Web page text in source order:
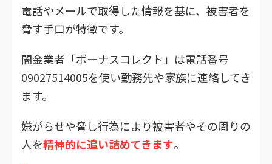
電話やメールで取得した情報を基に、被害者を
脅す手口が特徴です。
闇金業者「ボーナスコレクト」は電話番号
09027514005を使い勤務先や家族に連絡してき
ます。
嫌がらせや脅し行為により被害者やその周りの
人を精神的に追い詰めてきます。